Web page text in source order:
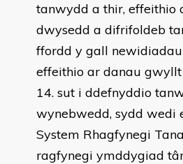
tanwydd a thir, effeithio
dwysedd a difrifoldeb
ffordd y gall
effeithio ar danau gwyllt
sut i ddefnyddio
wynebwedd, sydd wedi
System Rhagfynegi
ragfynegi ymddygiad